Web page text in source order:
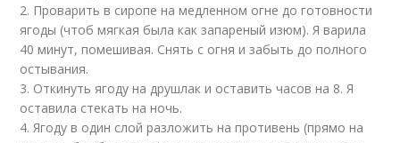
2. Проварить в сиропе на медленном огне до готовности
ягоды (чтоб мягкая была как запареный изюм). Я варила
40 минут, помешивая. Снять с огня и забыть до полного
остывания.
3. Откинуть ягоду на друшлак и оставить часов на 8. Я
оставила стекать на ночь.
4. Ягоду в один слой разложить на противень (прямо на